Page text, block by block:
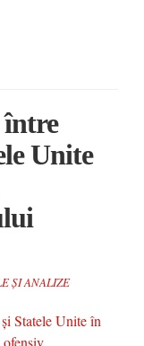
Unite
ȘI ANALIZE